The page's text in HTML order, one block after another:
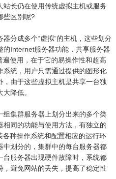
长仍在使用传统虚拟主机或服务
些区别呢?
分成多个“虚拟”的主机，这些划分
的Internet服务器功能，共享服务器
使用，在于它的易操作性和超高
统，用户只需通过提供的图形化
由于这些虚拟主机是共享一台独
降低。
集群服务器上划分出来的多个类
同的功能与使用方法，有独立的
种操作系统和配置相应的运行环
划分的，集群中的每台服务器都
服务器出现硬件故障时，系统都
避免网站的丢失，提高了稳定性